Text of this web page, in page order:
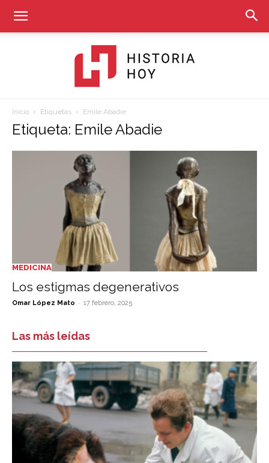
Inicio Etiquetas Emile Abadie
Etiqueta: Emile Abadie
MEDICINA
Los estigmas degenerativos
Omar López Mato - 17 febrero, 2025
Las más leídas